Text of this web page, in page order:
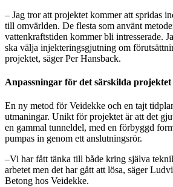
– Jag tror att projektet kommer att spridas
till omvärlden. De flesta som använt
vattenkraftstiden kommer bli intresserade.
ska välja injekteringsgjutning om
projektet, säger Per Hansback.
Anpassningar för det särskilda projektet
En ny metod för Veidekke och en tajt
utmaningar. Unikt för projektet är att det
en gammal tunneldel, med en förbyggd
pumpas in genom ett anslutningsrör.
–Vi har fått tänka till både kring själva
arbetet men det har gått att lösa, säger
Betong hos Veidekke.